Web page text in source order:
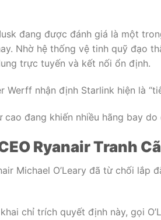
đang được đánh giá là một
Nhờ hệ thống vệ tinh quỹ đạo
trực tuyến và kết nối ổn định.
Werff nhận định Starlink hiện là
cao đang khiến nhiều hãng bay
Ryanair Tranh
Michael O’Leary đã từ chối
chỉ trích quyết định này, gọi